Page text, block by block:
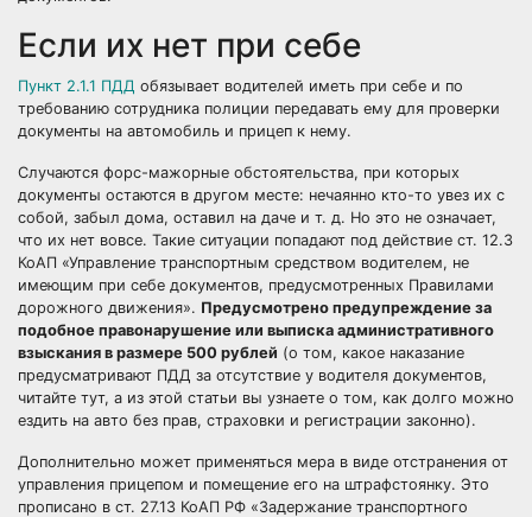
Если их нет при себе
Пункт 2.1.1 ПДД обязывает водителей иметь при себе и по
требованию сотрудника полиции передавать ему для проверки
документы на автомобиль и прицеп к нему.
Случаются форс-мажорные обстоятельства, при которых
документы остаются в другом месте: нечаянно кто-то увез их с
собой, забыл дома, оставил на даче и т. д. Но это не означает,
что их нет вовсе. Такие ситуации попадают под действие ст. 12.3
КоАП «Управление транспортным средством водителем, не
имеющим при себе документов, предусмотренных Правилами
дорожного движения». Предусмотрено предупреждение за
подобное правонарушение или выписка административного
взыскания в размере 500 рублей (о том, какое наказание
предусматривают ПДД за отсутствие у водителя документов,
читайте тут, а из этой статьи вы узнаете о том, как долго можно
ездить на авто без прав, страховки и регистрации законно).
Дополнительно может применяться мера в виде отстранения от
управления прицепом и помещение его на штрафстоянку. Это
прописано в ст. 27.13 КоАП РФ «Задержание транспортного